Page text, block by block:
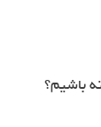
باشیم؟